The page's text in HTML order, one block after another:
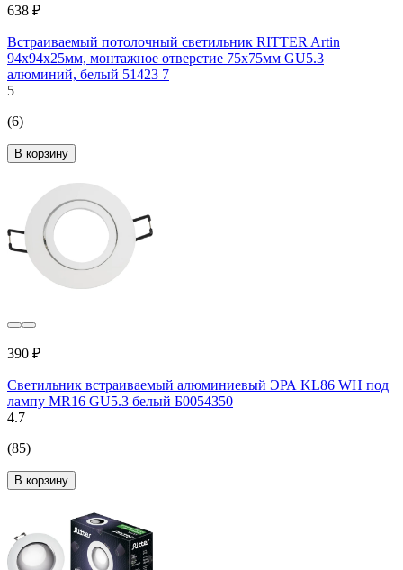
638 ₽
Встраиваемый потолочный светильник RITTER Artin
94x94x25мм, монтажное отверстие 75x75мм GU5.3
алюминий, белый 51423 7
5
(6)
В корзину
390 ₽
Светильник встраиваемый алюминиевый ЭРА KL86 WH под
лампу MR16 GU5.3 белый Б0054350
4.7
(85)
В корзину